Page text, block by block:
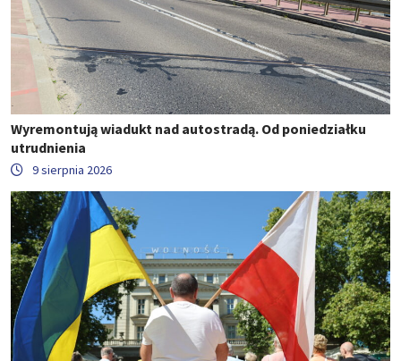
Wyremontują wiadukt nad autostradą. Od poniedziałku
utrudnienia
9 sierpnia 2026